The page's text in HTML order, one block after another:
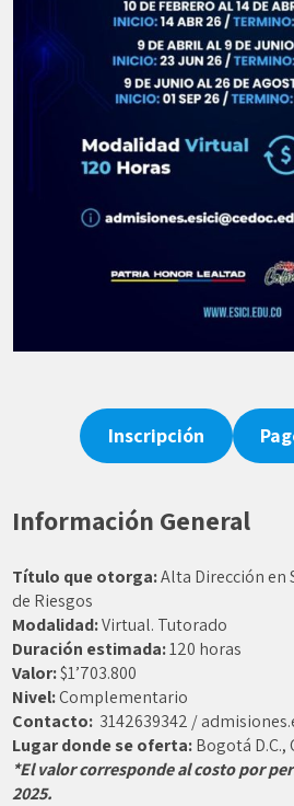
Inscripción
Información General
Título que otorga:Alta Dirección en
de Riesgos
Modalidad:Virtual. Tutorado
Duración estimada:120 horas
Valor:$1’703.800
Nivel:Complementario
Contacto: 3142639342 /
Lugar donde se oferta:Bogotá D.C.,
*El valor corresponde al costo por
2025.